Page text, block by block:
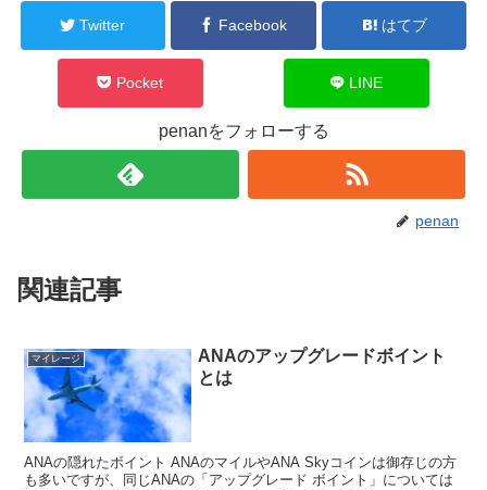
Twitter Facebook はてブ
Pocket LINE
penanをフォローする
penan
関連記事
マイレージ
ANAのアップグレードボイント
とは
ANAの隠れたボイント ANAのマイルやANA Skyコインは御存じの方
も多いですが、同じANAの「アップグレード ボイント」については